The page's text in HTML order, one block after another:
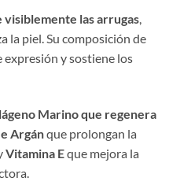
visiblemente las arrugas,
la piel. Su composición de
expresión y sostiene los
Marino que regenera
Argánque prolongan la
Vitamina Eque mejora la